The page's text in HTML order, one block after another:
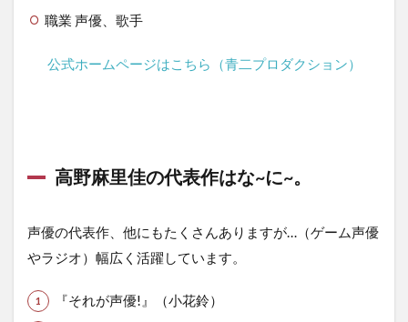
職業 声優、歌手
公式ホームページはこちら（青二プロダクション）
高野麻里佳の代表作はな~に~。
声優の代表作、他にもたくさんありますが…（ゲーム声優
やラジオ）幅広く活躍しています。
『それが声優!』（小花鈴）